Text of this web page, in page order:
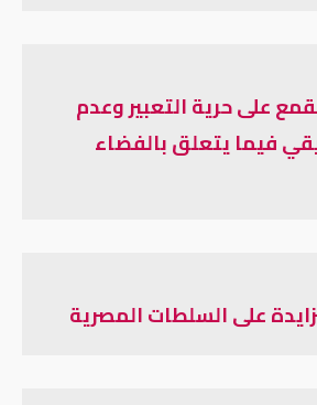
على حرية التعبير وعدم
فيما يتعلق بالفضاء
على السلطات المصرية